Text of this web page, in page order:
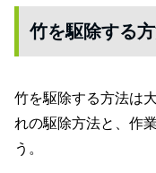
竹を駆除する
竹を駆除する方法は
れの駆除方法と、作
う。